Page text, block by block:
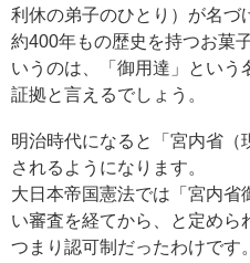
利休の弟子のひとり）が名づ
約400年もの歴史を持つお菓
いうのは、「御用達」という
証拠と言えるでしょう。
明治時代になると「宮内省（
されるようになります。
大日本帝国憲法では「宮内省
い審査を経てから、と定めら
つまり認可制だったわけです